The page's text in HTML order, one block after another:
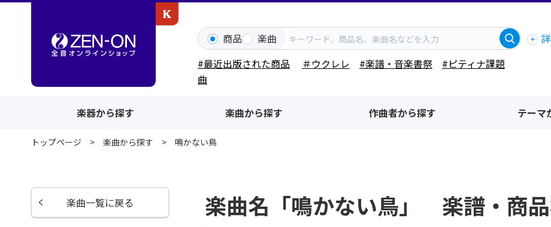
商品 楽曲
#最近出版された商品
＃ウクレレ #楽譜・音楽書祭
#ピティナ課題
曲
楽器から探す 楽曲から探す 作曲者から探す テーマ
トップページ 楽曲から探す 鳴かない鳥
楽曲名「鳴かない鳥」 楽譜・商
楽曲一覧に戻る